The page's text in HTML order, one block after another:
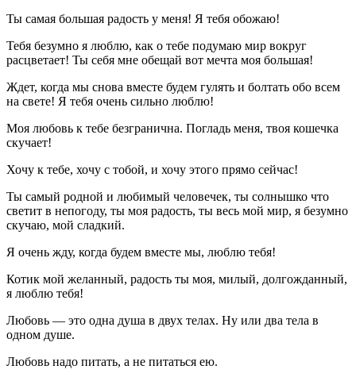
Ты самая большая радость у меня! Я тебя обожаю!
Тебя безумно я люблю, как о тебе подумаю мир вокруг
расцветает! Ты себя мне обещай вот мечта моя большая!
Ждет, когда мы снова вместе будем гулять и болтать обо всем
на свете! Я тебя очень сильно люблю!
Моя любовь к тебе безгранична. Погладь меня, твоя кошечка
скучает!
Хочу к тебе, хочу с тобой, и хочу этого прямо сейчас!
Ты самый родной и любимый человечек, ты солнышко что
светит в непогоду, ты моя радость, ты весь мой мир, я безумно
скучаю, мой сладкий.
Я очень жду, когда будем вместе мы, люблю тебя!
Котик мой желанный, радость ты моя, милый, долгожданный,
я люблю тебя!
Любовь — это одна душа в двух телах. Ну или два тела в
одном душе.
Любовь надо питать, а не питаться ею.